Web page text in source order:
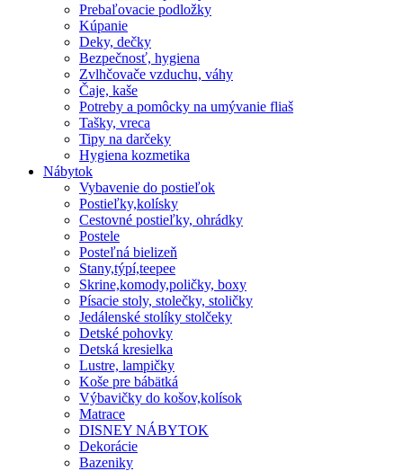
Prebaľovacie podložky
Kúpanie
Deky, dečky
Bezpečnosť, hygiena
Zvlhčovače vzduchu, váhy
Čaje, kaše
Potreby a pomôcky na umývanie fliaš
Tašky, vreca
Tipy na darčeky
Hygiena kozmetika
Nábytok
Vybavenie do postieľok
Postieľky,kolísky
Cestovné postieľky, ohrádky
Postele
Posteľná bielizeň
Stany,týpí,teepee
Skrine,komody,poličky, boxy
Písacie stoly, stolečky, stoličky
Jedálenské stolíky stolčeky
Detské pohovky
Detská kresielka
Lustre, lampičky
Koše pre bábätká
Výbavičky do košov,kolísok
Matrace
DISNEY NÁBYTOK
Dekorácie
Bazeniky